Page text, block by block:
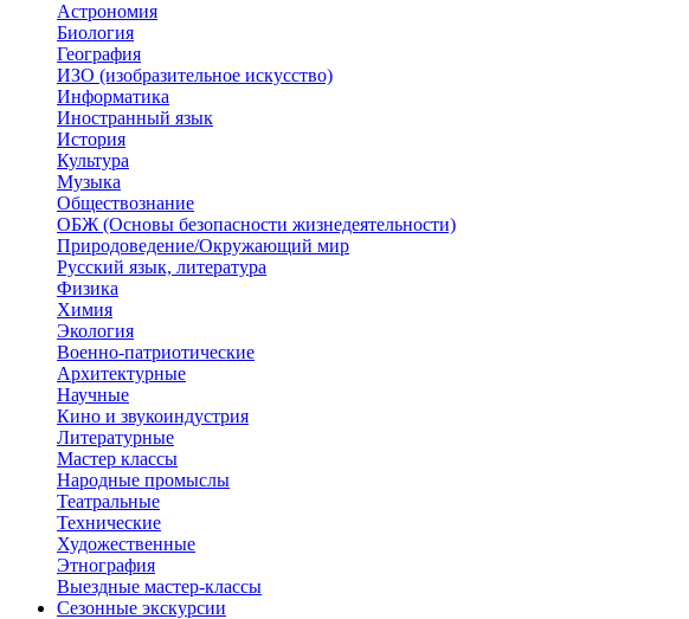
Астрономия
Биология
География
ИЗО (изобразительное искусство)
Информатика
Иностранный язык
История
Культура
Музыка
Обществознание
ОБЖ (Основы безопасности жизнедеятельности)
Природоведение/Окружающий мир
Русский язык, литература
Физика
Химия
Экология
Военно-патриотические
Архитектурные
Научные
Кино и звукоиндустрия
Литературные
Мастер классы
Народные промыслы
Театральные
Технические
Художественные
Этнография
Выездные мастер-классы
Сезонные экскурсии